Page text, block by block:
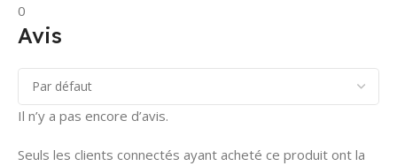
0
Avis
Il n’y a pas encore d’avis.
Seuls les clients connectés ayant acheté ce produit ont la